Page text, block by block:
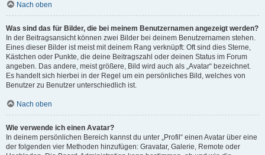
Nach oben
Was sind das für Bilder, die bei meinem Benutzernamen angezeigt werden?
In der Beitragsansicht können zwei Bilder bei deinem Benutzernamen stehen.
Eines dieser Bilder ist meist mit deinem Rang verknüpft: Oft sind dies Sterne,
Kästchen oder Punkte, die deine Beitragszahl oder deinen Status im Forum
angeben. Das andere, meist größere, Bild wird auch als „Avatar“ bezeichnet.
Es handelt sich hierbei in der Regel um ein persönliches Bild, welches von
Benutzer zu Benutzer unterschiedlich ist.
Nach oben
Wie verwende ich einen Avatar?
In deinem persönlichen Bereich kannst du unter „Profil“ einen Avatar über eine
der folgenden vier Methoden hinzufügen: Gravatar, Galerie, Remote oder